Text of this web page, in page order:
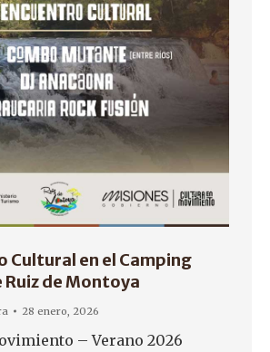
Cultural en el Camping
Ruiz de Montoya
28 enero, 2026
– Verano 2026